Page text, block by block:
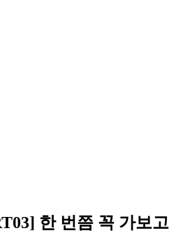
한 번쯤 꼭 가보고